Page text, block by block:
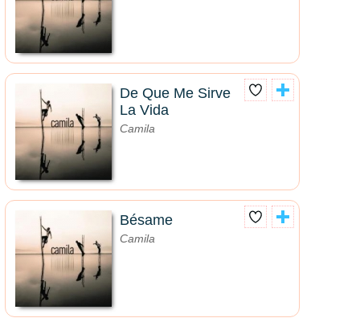
De Que Me Sirve
La Vida
Camila
Bésame
Camila